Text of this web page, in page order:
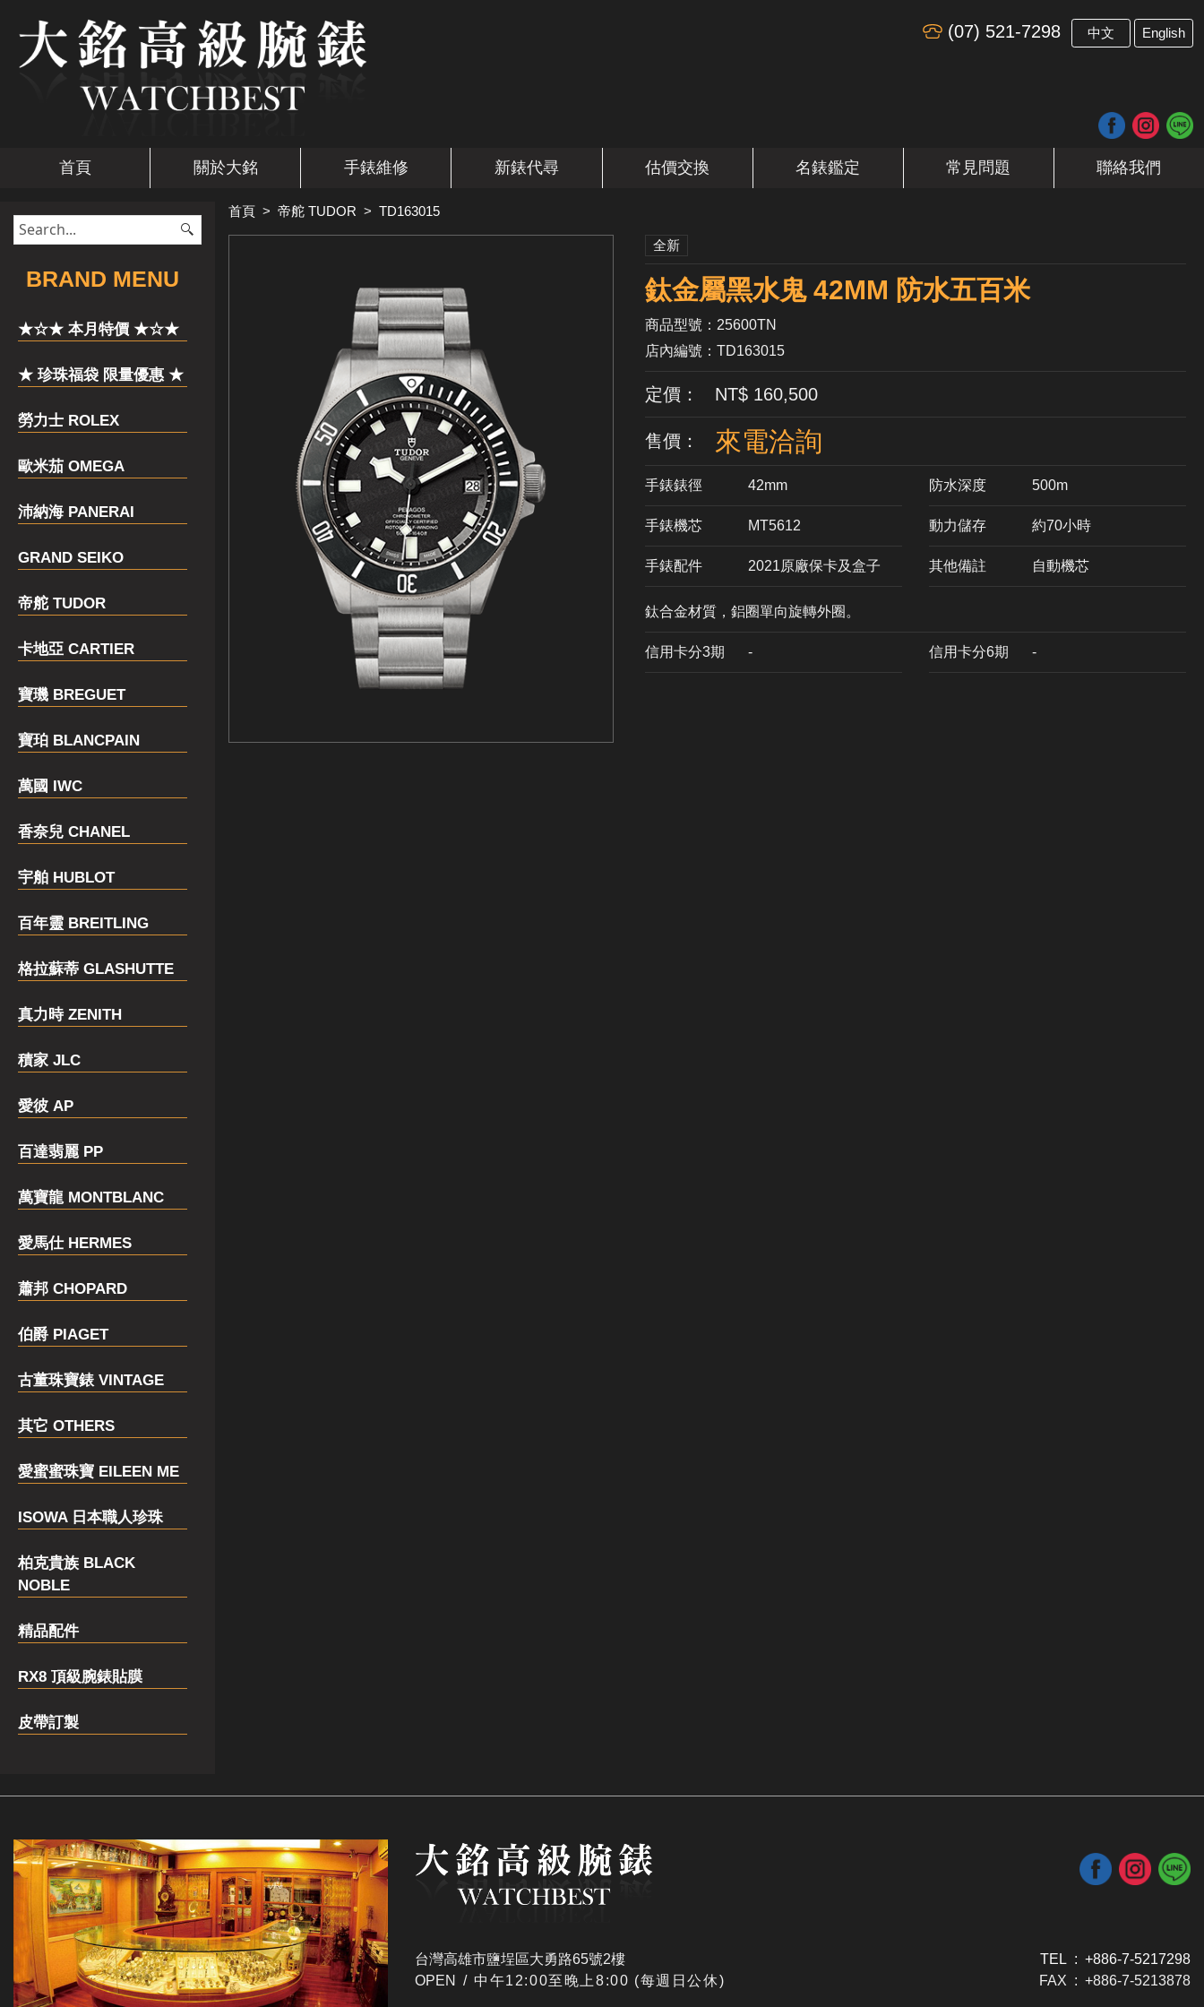
(07) 521-7298 中文 English
首頁 關於大銘 手錶維修 新錶代尋 估價交換 名錶鑑定 常見問題 聯絡我們
​BRAND MENU
★☆★ 本月特價 ★☆★
★ 珍珠福袋 限量優惠 ★
勞力士 ROLEX
歐米茄 OMEGA
沛納海 PANERAI
GRAND SEIKO
帝舵 TUDOR
卡地亞 CARTIER
寶璣 BREGUET
寶珀 BLANCPAIN
萬國 IWC
香奈兒 CHANEL
宇舶 HUBLOT
百年靈 BREITLING
格拉蘇蒂 GLASHUTTE
真力時 ZENITH
積家 JLC
愛彼 AP
百達翡麗 PP
萬寶龍 MONTBLANC
愛馬仕 HERMES
蕭邦 CHOPARD
伯爵 PIAGET
古董珠寶錶 VINTAGE
其它 OTHERS
愛蜜蜜珠寶 EILEEN ME
ISOWA 日本職人珍珠
柏克貴族 BLACK
NOBLE
精品配件
RX8 頂級腕錶貼膜
皮帶訂製
首頁 > 帝舵 TUDOR > TD163015
全新
鈦金屬黑水鬼 42MM 防水五百米
商品型號：25600TN
店內編號：TD163015
定價： NT$ 160,500
售價： 來電洽詢
手錶錶徑 42mm 防水深度 500m
手錶機芯 ​MT5612 動力儲存 約70小時
手錶配件 2021原廠保卡及盒子 其他備註 自動機芯
鈦合金材質，鋁圈單向旋轉外圈。
信用卡分3期 ​- 信用卡分6期 -
台灣高雄市鹽埕區大勇路65號2樓
OPEN / ​中午12:00至晚上8:00 (每週日公休)
TEL : +886-7-5217298
FAX : +886-7-5213878